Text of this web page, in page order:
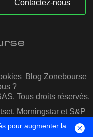
Contactez-nous
Blog Zonebourse
?
Tous droits réservés.
Morningstar et S&P
pour augmenter la